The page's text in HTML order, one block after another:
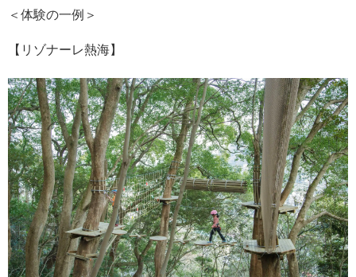
＜体験の一例＞
【リゾナーレ熱海】